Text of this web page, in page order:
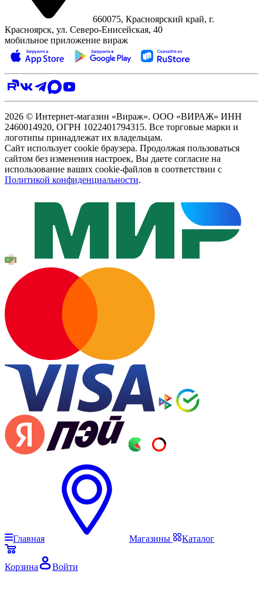
660075, Красноярский край, г.
Красноярск, ул. Северо‑Енисейская, 40
мобильное приложение вираж
2026 © Интернет-магазин «Вираж». ООО «ВИРАЖ» ИНН
2460014920, ОГРН 1022401794315. Все торговые марки и
логотипы принадлежат их владельцам.
Сайт использует cookie браузера. Продолжая пользоваться
сайтом без изменения настроек, Вы даете согласие на
использование ваших cookie-файлов в соответствии с
Политикой конфиденциальности.
Главная Магазины Каталог
Корзина Войти